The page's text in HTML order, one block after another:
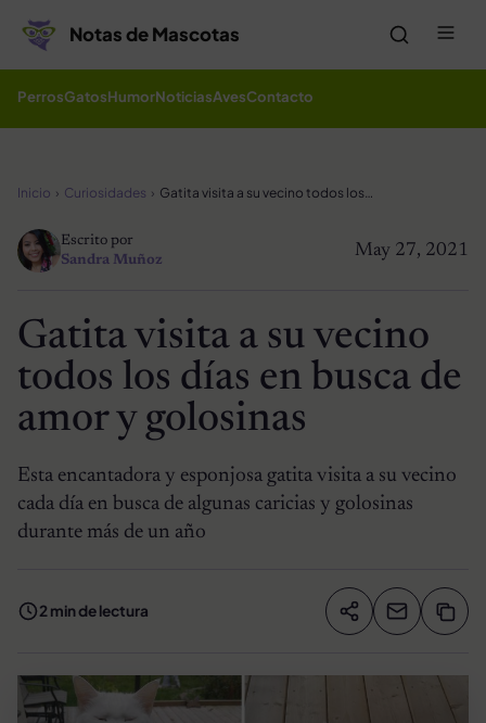
Notas de Mascotas
PerrosGatosHumorNoticiasAvesContacto
Inicio Curiosidades Gatita visita a su vecino todos los días en busca de amor y golosinas
May 27, 2021
Escrito por
Sandra Muñoz
Gatita visita a su vecino
todos los días en busca de
amor y golosinas
Esta encantadora y esponjosa gatita visita a su vecino
cada día en busca de algunas caricias y golosinas
durante más de un año
2 min de lectura Compartir